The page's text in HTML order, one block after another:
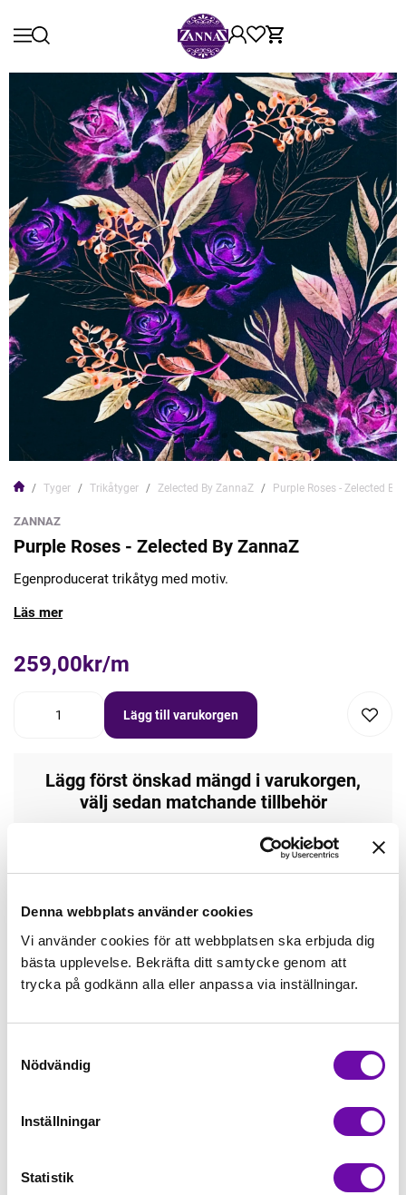
Denna webbplats använder cookies
Vi använder cookies för att webbplatsen ska erbjuda dig
bästa upplevelse. Bekräfta ditt samtycke genom att
trycka på godkänn alla eller anpassa via inställningar.
Nödvändig
Inställningar
Statistik
Tyger Trikåtyger Zelected By ZannaZ Purple Roses - Zelected By
ZANNAZ
Purple Roses - Zelected By ZannaZ
Egenproducerat trikåtyg med motiv.
Läs mer
259,00kr/m
Lägg till varukorgen
Lägg först önskad mängd i varukorgen,
välj sedan matchande tillbehör
Tråd matchande +45,00kr
Mudd matchande +39,50kr
Enfärgat matchande +49,00kr
Minsta beställning: 0.5 m